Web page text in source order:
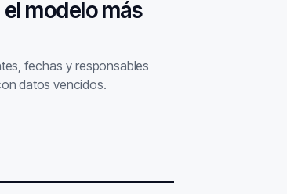
modelo más
fechas y responsables
datos vencidos.